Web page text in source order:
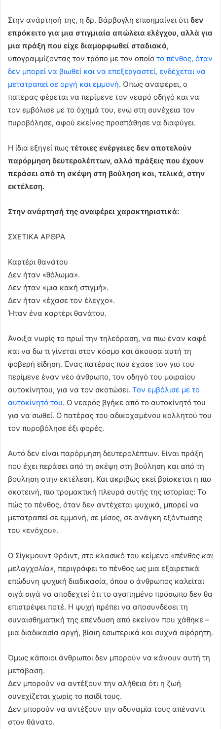
Στην ανάρτησή της, η δρ. Βάρβογλη επισημαίνει ότι δεν
επρόκειτο για μια στιγμιαία απώλεια ελέγχου, αλλά για
μια πράξη που είχε διαμορφωθεί σταδιακά,
υπογραμμίζοντας τον τρόπο με τον οποίο το πένθος, όταν
δεν μπορεί να βιωθεί και να επεξεργαστεί, ενδέχεται να
μετατραπεί σε οργή και εμμονή. Όπως αναφέρει, ο
πατέρας φέρεται να περίμενε τον νεαρό οδηγό και να
τον εμβόλισε με το όχημά του, ενώ στη συνέχεια τον
πυροβόλησε, αφού εκείνος προσπάθησε να διαφύγει.
Η ίδια εξηγεί πως τέτοιες ενέργειες δεν αποτελούν
παρόρμηση δευτερολέπτων, αλλά πράξεις που έχουν
περάσει από τη σκέψη στη βούληση και, τελικά, στην
εκτέλεση.
Στην ανάρτησή της αναφέρει χαρακτηριστικά:
ΣΧΕΤΙΚΑ ΑΡΘΡΑ
Καρτέρι θανάτου
Δεν ήταν «θόλωμα».
Δεν ήταν «μια κακή στιγμή».
Δεν ήταν «έχασε τον έλεγχο».
Ήταν ένα καρτέρι θανάτου.
Άνοιξα νωρίς το πρωί την τηλεόραση, να πιω έναν καφέ
και να δω τι γίνεται στον κόσμο και άκουσα αυτή τη
φοβερή είδηση. Ένας πατέρας που έχασε τον γιο του
περίμενε έναν νέο άνθρωπο, τον οδηγό του μοιραίου
αυτοκίνητου, για να τον σκοτώσει. Τον εμβόλισε με το
αυτοκίνητό του. Ο νεαρός βγήκε από το αυτοκίνητό του
για να σωθεί. Ο πατέρας του αδικοχαμένου κολλητού του
τον πυροβόλησε έξι φορές.
Αυτό δεν είναι παρόρμηση δευτερολέπτων. Είναι πράξη
που έχει περάσει από τη σκέψη στη βούληση και από τη
βούληση στην εκτέλεση. Και ακριβώς εκεί βρίσκεται η πιο
σκοτεινή, πιο τρομακτική πλευρά αυτής της ιστορίας: Το
πώς το πένθος, όταν δεν αντέχεται ψυχικά, μπορεί να
μετατραπεί σε εμμονή, σε μίσος, σε ανάγκη εξόντωσης
του «ενόχου».
Ο Σίγκμουντ Φρόιντ, στο κλασικό του κείμενο «πένθος και
μελαγχολία», περιγράφει το πένθος ως μια εξαιρετικά
επώδυνη ψυχική διαδικασία, όπου ο άνθρωπος καλείται
σιγά σιγά να αποδεχτεί ότι το αγαπημένο πρόσωπο δεν θα
επιστρέψει ποτέ. Η ψυχή πρέπει να αποσυνδέσει τη
συναισθηματική της επένδυση από εκείνον που χάθηκε –
μια διαδικασία αργή, βίαιη εσωτερικά και συχνά αφόρητη.
Όμως κάποιοι άνθρωποι δεν μπορούν να κάνουν αυτή τη
μετάβαση.
Δεν μπορούν να αντέξουν την αλήθεια ότι η ζωή
συνεχίζεται χωρίς το παιδί τους.
Δεν μπορούν να αντέξουν την αδυναμία τους απέναντι
στον θάνατο.